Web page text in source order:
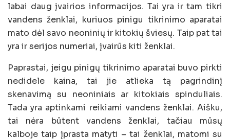
labai daug įvairios informacijos. Tai yra ir tam tikri
vandens ženklai, kuriuos pinigu tikrinimo aparatai
mato dėl savo neoninių ir kitokių šviesų. Taip pat tai
yra ir serijos numeriai, įvairūs kiti ženklai.
Paprastai, jeigu pinigų tikrinimo aparatai buvo pirkti
nedidele kaina, tai jie atlieka tą pagrindinį
skenavimą su neoniniais ar kitokiais spinduliais.
Tada yra aptinkami reikiami vandens ženklai. Aišku,
tai nėra būtent vandens ženklai, tačiau mūsų
kalboje taip įprasta matyti – tai ženklai, matomi su